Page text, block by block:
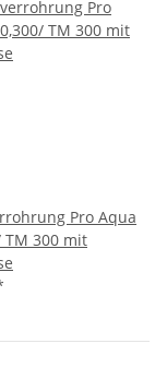
Pro Aqua
TM 300 mit